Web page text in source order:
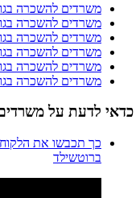
משרדים להשכרה בגודל 50-
משרדים להשכרה בגודל 100-
משרדים להשכרה בגודל 200-
משרדים להשכרה בגודל 400-
משרדים להשכרה בגודל 600-
משרדים להשכרה בגודל +800-
כדאי לדעת על
כך תכבשו את
ברוטשילד